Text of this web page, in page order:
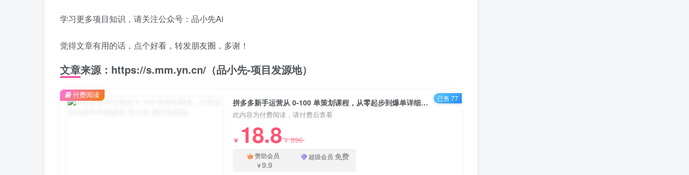
学习更多项目知识，请关注公众号：品小先Ai
觉得文章有用的话，点个好看，转发朋友圈，多谢！
文章来源：https://s.mm.yn.cn/（品小先-项目发源地）
拼多多新手运营从 0-100 单策划课程，从零起步到爆单详细教程 - 资源之家
此内容为付费阅读，请付费后查看
￥ 18.8￥896
赞助会员
￥9.9
超级会员 免费
付费阅读 已售 77